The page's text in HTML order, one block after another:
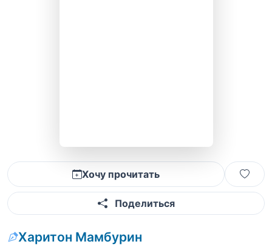
Хочу прочитать
Поделиться
Харитон Мамбурин